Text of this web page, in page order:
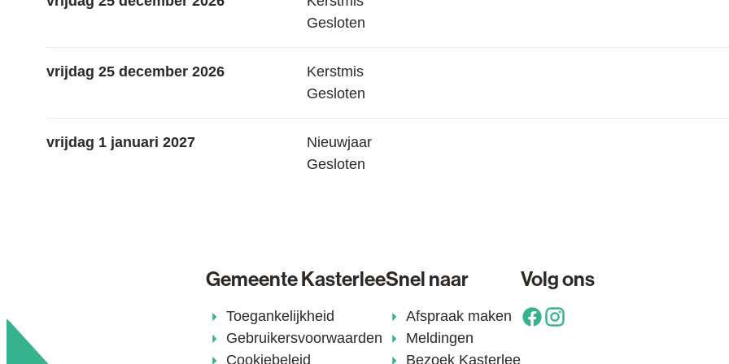
Gesloten
vrijdag 25 december 2026
Kerstmis
Gesloten
vrijdag 1 januari 2027
Nieuwjaar
Gesloten
Gemeente Kasterlee
Toegankelijkheid
Gebruikersvoorwaarden
Cookiebeleid
Snel naar
Afspraak maken
Meldingen
Bezoek Kasterlee
Volg ons
Facebook
Instagram